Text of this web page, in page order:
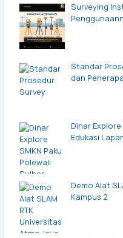
Surveying
Standar
dan
Dinar
Edukasi
Demo Alat
Kampus 2